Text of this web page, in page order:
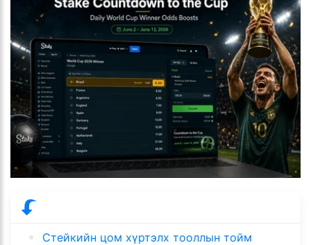
Стейкийн цом хүртэлх тооллын тойм